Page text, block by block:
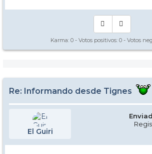
Karma: 0 - Votos positivos: 0 - Votos
Re: Informando desde Tignes
El Guiri